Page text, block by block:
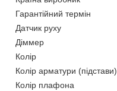
Гарантійний термін
Датчик руху
Діммер
Колір
Колір арматури (підстави)
Колір плафона